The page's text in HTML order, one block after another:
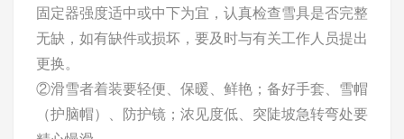
固定器强度适中或中下为宜，认真检查雪具是否完整
无缺，如有缺件或损坏，要及时与有关工作人员提出
更换。
②滑雪者着装要轻便、保暖、鲜艳；备好手套、雪帽
（护脑帽）、防护镜；浓见度低、突陡坡急转弯处要